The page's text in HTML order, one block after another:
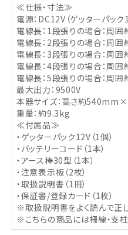
≪仕様・寸法≫
電源：DC12V（ゲッターパック
電線長：1段張りの場合：周
電線長：2段張りの場合：周
電線長：3段張りの場合：周
電線長：4段張りの場合：周
電線長：5段張りの場合：周
最大出力：9500V
本器サイズ：高さ約
重量：約9.3kg
≪付属品≫
・ゲッターパック12V（1個）
・バッテリーコード（1本）
・アース棒30型（1本）
・注意表示板（2枚）
・取扱説明書（1冊）
・保証書/登録カード（1枚）
※取扱説明書をよく読んで正し
※こちらの商品には柵線・支